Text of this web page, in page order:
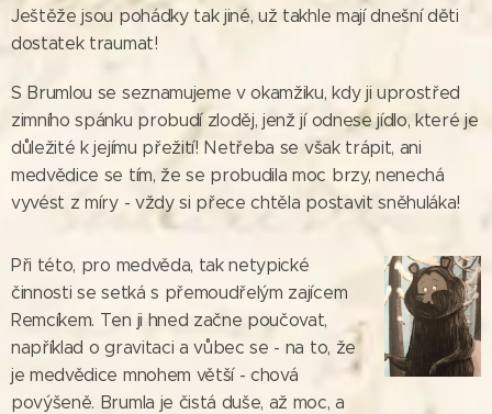
Ještěže jsou pohádky tak jiné, už takhle mají dnešní děti
dostatek traumat!
S Brumlou se seznamujeme v okamžiku, kdy ji uprostřed
zimního spánku probudí zloděj, jenž jí odnese jídlo, které je
důležité k jejímu přežití! Netřeba se však trápit, ani
medvědice se tím, že se probudila moc brzy, nenechá
vyvést z míry - vždy si přece chtěla postavit sněhuláka!
Při této, pro medvěda, tak netypické
činnosti se setká s přemoudřelým zajícem
Remcíkem. Ten ji hned začne poučovat,
například o gravitaci a vůbec se - na to, že
je medvědice mnohem větší - chová
povýšeně. Brumla je čistá duše, až moc, a